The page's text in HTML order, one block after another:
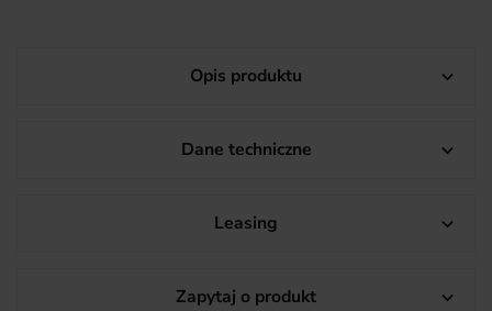
Opis produktu 
Dane techniczne 
Leasing 
Zapytaj o produkt 